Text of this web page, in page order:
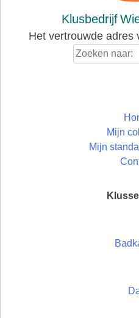
Klusbedrijf
Het vertrouwde adres
Mijn
Mijn